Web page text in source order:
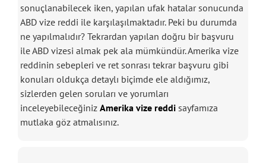
sonuçlanabilecek iken, yapılan ufak hatalar sonucunda
ABD vize reddi ile karşılaşılmaktadır. Peki bu durumda
ne yapılmalıdır? Tekrardan yapılan doğru bir başvuru
ile ABD vizesi almak pek ala mümkündür. Amerika vize
reddinin sebepleri ve ret sonrası tekrar başvuru gibi
konuları oldukça detaylı biçimde ele aldığımız,
sizlerden gelen soruları ve yorumları
inceleyebileceğiniz Amerika vize reddisayfamıza
mutlaka göz atmalısınız.